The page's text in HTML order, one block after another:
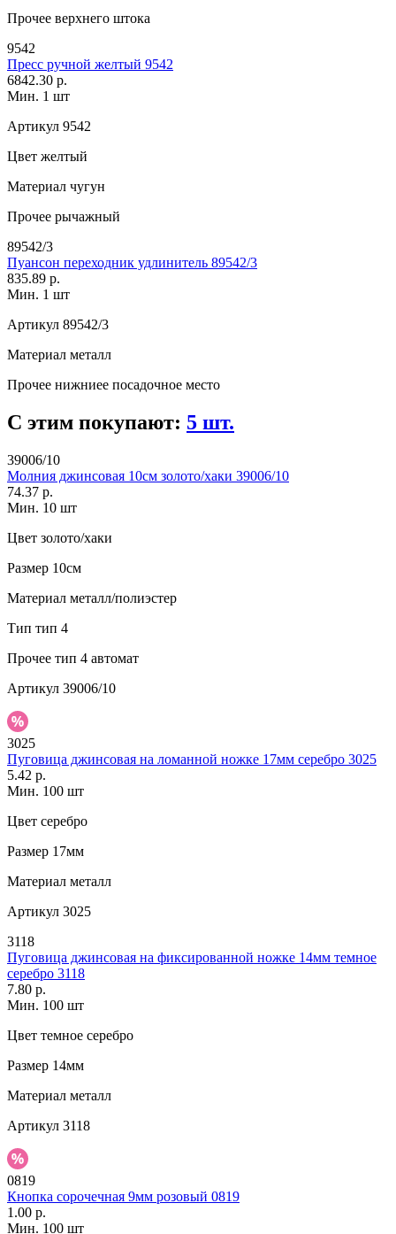
Прочее верхнего штока
9542
Пресс ручной желтый 9542
6842.30 р.
Мин. 1 шт
Артикул 9542
Цвет желтый
Материал чугун
Прочее рычажный
89542/3
Пуансон переходник удлинитель 89542/3
835.89 р.
Мин. 1 шт
Артикул 89542/3
Материал металл
Прочее нижниее посадочное место
С этим покупают: 5 шт.
39006/10
Молния джинсовая 10см золото/хаки 39006/10
74.37 р.
Мин. 10 шт
Цвет золото/хаки
Размер 10см
Материал металл/полиэстер
Тип тип 4
Прочее тип 4 автомат
Артикул 39006/10
3025
Пуговица джинсовая на ломанной ножке 17мм серебро 3025
5.42 р.
Мин. 100 шт
Цвет серебро
Размер 17мм
Материал металл
Артикул 3025
3118
Пуговица джинсовая на фиксированной ножке 14мм темное
серебро 3118
7.80 р.
Мин. 100 шт
Цвет темное серебро
Размер 14мм
Материал металл
Артикул 3118
0819
Кнопка сорочечная 9мм розовый 0819
1.00 р.
Мин. 100 шт